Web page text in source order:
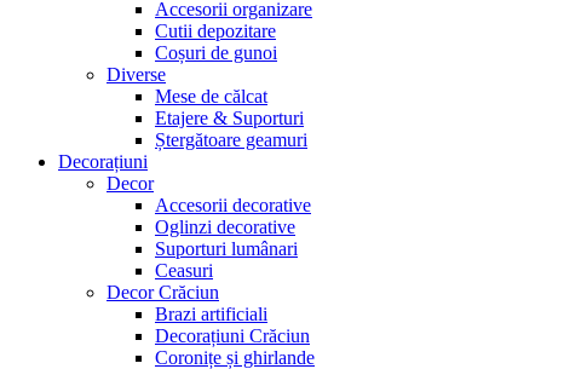
Accesorii organizare
Cutii depozitare
Coșuri de gunoi
Diverse
Mese de călcat
Etajere & Suporturi
Ștergătoare geamuri
Decorațiuni
Decor
Accesorii decorative
Oglinzi decorative
Suporturi lumânari
Ceasuri
Decor Crăciun
Brazi artificiali
Decorațiuni Crăciun
Coronițe și ghirlande